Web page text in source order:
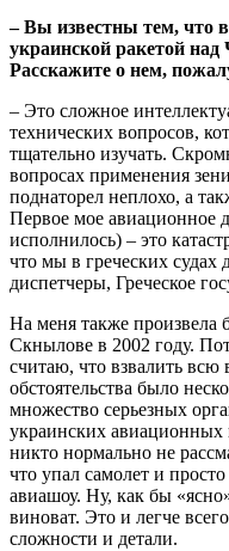
– Вы известны тем, что
украинской ракетой
Расскажите о нем,
– Это сложное
технических вопросов,
тщательно изучать.
вопросах применения
поднаторел неплохо, а
Первое мое авиационное
исполнилось) – это
что мы в греческих судах
диспетчеры, Греческое
На меня также произвела
Скнылове в 2002 году.
считаю, что взвалить всю
обстоятельства было
множество серьезных
украинских авиационных
никто нормально не
что упал самолет и
авиашоу. Ну, как бы
виноват. Это и легче
сложности и детали.